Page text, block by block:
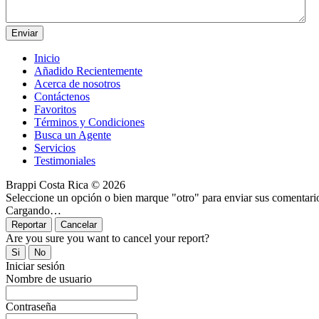
Inicio
Añadido Recientemente
Acerca de nosotros
Contáctenos
Favoritos
Términos y Condiciones
Busca un Agente
Servicios
Testimoniales
Brappi Costa Rica © 2026
Seleccione un opción o bien marque "otro" para enviar sus
Cargando…
Are you sure you want to cancel your report?
Iniciar sesión
Nombre de usuario
Contraseña